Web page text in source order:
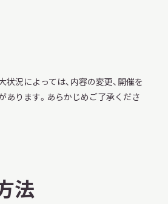
状況によっては、内容の変更、開催を
あります。あらかじめご了承くださ
法